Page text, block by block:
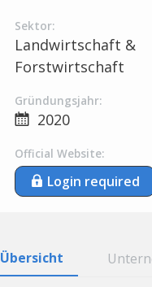
Sektor:
Landwirtschaft &
Forstwirtschaft
Gründungsjahr:
2020
Official Website:
Login required
Übersicht